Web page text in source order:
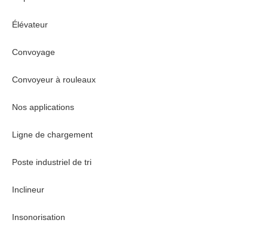
Élévateur
Convoyage
Convoyeur à rouleaux
Nos applications
Ligne de chargement
Poste industriel de tri
Inclineur
Insonorisation